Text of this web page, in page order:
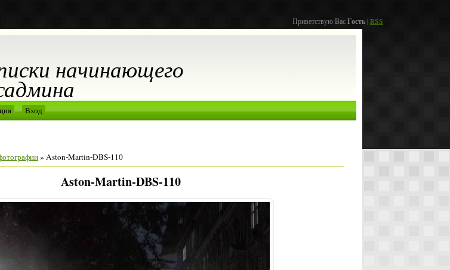
Приветствую ВасГость|RSS
начинающего
Вход
» Aston-Martin-DBS-110
Aston-Martin-DBS-110